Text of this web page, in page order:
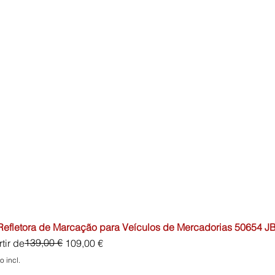
de Marcação para Veículos de Mercadorias 50654
de
normal139,00 € 109,00 €
promocional
incl.